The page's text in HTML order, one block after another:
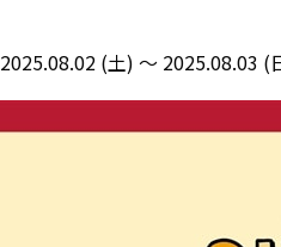
2025.08.02 (土) ～ 2025.08.03 (